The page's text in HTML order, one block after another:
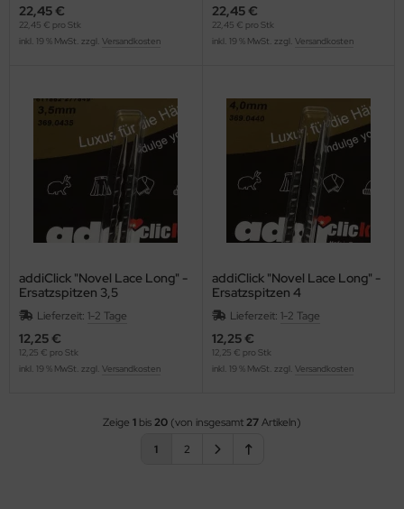
22,45 €
22,45 € pro Stk
inkl. 19 % MwSt. zzgl. Versandkosten
22,45 €
22,45 € pro Stk
inkl. 19 % MwSt. zzgl. Versandkosten
addiClick "Novel Lace Long" -
Ersatzspitzen 3,5
Lieferzeit: 1-2 Tage
12,25 €
12,25 € pro Stk
inkl. 19 % MwSt. zzgl. Versandkosten
addiClick "Novel Lace Long" -
Ersatzspitzen 4
Lieferzeit: 1-2 Tage
12,25 €
12,25 € pro Stk
inkl. 19 % MwSt. zzgl. Versandkosten
Zeige 1 bis20 (von insgesamt27Artikeln)
1
2